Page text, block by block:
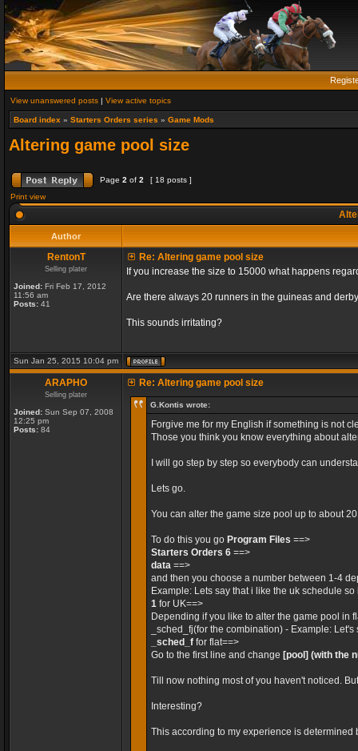
View unanswered posts | View active topics
Board index » Starters Orders series » Game Mods
Altering game pool size
Page 2 of 2
[ 18 posts ]
Print view
Author
RentonT
Selling plater
Joined: Fri Feb 17, 2012
11:56 am
Posts: 41
Re: Altering game pool size
If you increase the size to 15000 what happens
Are there always 20 runners in the guineas and
This sounds irritating?
Sun Jan 25, 2015 10:04 pm
ARAPHO
Selling plater
Joined: Sun Sep 07, 2008
12:25 pm
Posts: 84
Re: Altering game pool size
G.Kontis wrote:
Forgive me for my English if something is not
Those you think you know everything about
I will go step by step so everybody can
Lets go.
You can alter the game size pool up to about
To do this you go Program Files ==>
Starters Orders 6 ==>
data ==>
and then you choose a number between 1-4
Example: Lets say that i like the uk schedule so
1 for UK==>
Depending if you like to alter the game pool in
_sched_fj(for the combination) - Example:
_sched_f for flat==>
Go to the first line and change [pool] (with the
Till now nothing most of you haven't noticed.
Interesting?
This according to my experience is